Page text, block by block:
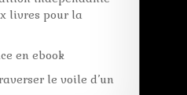
livres pour la
en ebook
le voile d’un